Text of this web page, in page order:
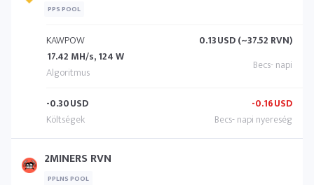
PPS POOL
KAWPOW
17.42 MH/s, 124 W
0.13USD (~37.52 RVN)
-0.30USD -0.16USD
2MINERS RVN
PPLNS POOL